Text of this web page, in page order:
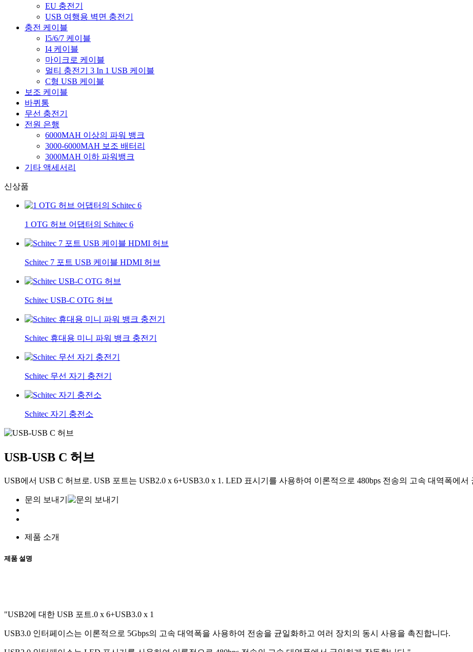
EU 충전기
USB 여행용 벽면 충전기
충전 케이블
I5/6/7 케이블
I4 케이블
마이크로 케이블
멀티 충전기 3 In 1 USB 케이블
C형 USB 케이블
보조 케이블
바퀴통
무선 충전기
전원 은행
6000MAH 이상의 파워 뱅크
3000-6000MAH 보조 배터리
3000MAH 이하 파워뱅크
기타 액세서리
신상품
1 OTG 허브 어댑터의 Schitec 6
Schitec 7 포트 USB 케이블 HDMI 허브
Schitec USB-C OTG 허브
Schitec 휴대용 미니 파워 뱅크 충전기
Schitec 무선 자기 충전기
Schitec 자기 충전소
USB-USB C 허브
USB에서 USB C 허브로. USB 포트는 USB2.0 x 6+USB3.0 x 1. LED 표시기를 사용하여 이론적으로 480bps 전송의 고속 대역폭에
문의 보내기
제품 소개
제품 설명
"USB2에 대한 USB 포트.0 x 6+USB3.0 x 1
USB3.0 인터페이스는 이론적으로 5Gbps의 고속 대역폭을 사용하여 전송을 균일화하고 여러 장치의 동시 사용을 촉진합니다.